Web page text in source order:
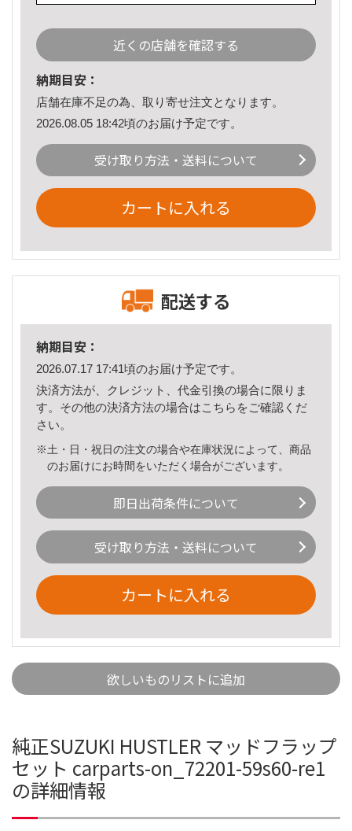
近くの店舗を確認する
納期目安：
店舗在庫不足の為、取り寄せ注文となります。
2026.08.05 18:42頃のお届け予定です。
受け取り方法・送料について
カートに入れる
配送する
納期目安：
2026.07.17 17:41頃のお届け予定です。
決済方法が、クレジット、代金引換の場合に限りま
す。その他の決済方法の場合はこちら をご確認くだ
さい。
※土・日・祝日の注文の場合や在庫状況によって、商品
のお届けにお時間をいただく場合がございます。
即日出荷条件について
受け取り方法・送料について
カートに入れる
欲しいものリストに追加
純正SUZUKI HUSTLER マッドフラップ
セット carparts-on_72201-59s60-re1
の詳細情報